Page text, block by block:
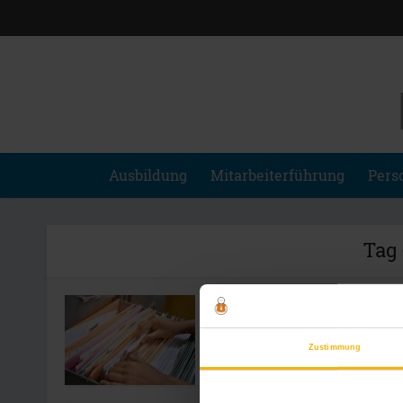
Zustimmung
Ausbildung Mitarbeiterführung
Aufbewahrungsfristen für
private Unterlagen